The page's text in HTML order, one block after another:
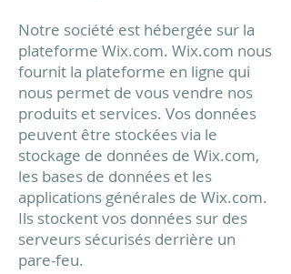
Notre société est hébergée sur la
plateforme Wix.com. Wix.com nous
fournit la plateforme en ligne qui
nous permet de vous vendre nos
produits et services. Vos données
peuvent être stockées via le
stockage de données de Wix.com,
les bases de données et les
applications générales de Wix.com.
Ils stockent vos données sur des
serveurs sécurisés derrière un
pare-feu.